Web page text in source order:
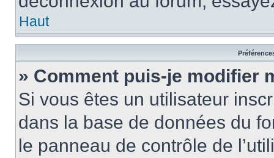
Haut
» Comment puis-je modifier
Si vous êtes un utilisateur
dans la base de données du
le panneau de contrôle de